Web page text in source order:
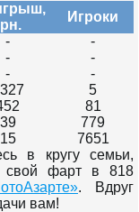
Игроки
-
-
-
-
-
-
5
81
39
779
15
7651
в кругу семьи,
свой фарт в 818
. Вдруг
вам!